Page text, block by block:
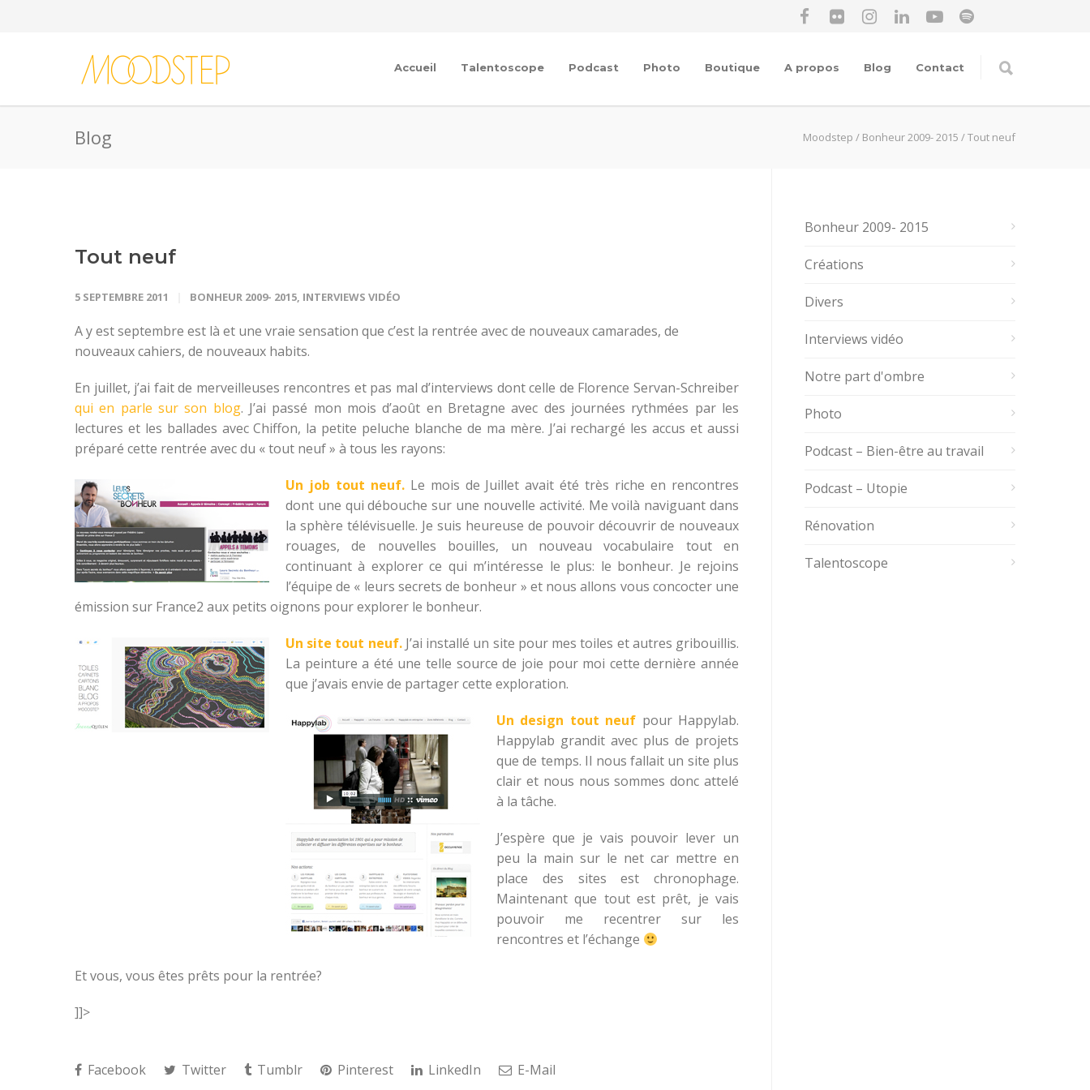
Accueil Talentoscope Podcast Photo Boutique A propos Blog Contact
Blog Moodstep / Bonheur 2009- 2015 /Tout neuf
Tout neuf
5 SEPTEMBRE 2011 BONHEUR 2009- 2015, INTERVIEWS VIDÉO
A y est septembre est là et une vraie sensation que c’est la rentrée avec de nouveaux camarades, de
nouveaux cahiers, de nouveaux habits.
En juillet, j’ai fait de merveilleuses rencontres et pas mal d’interviews dont celle de Florence Servan-Schreiber
qui en parle sur son blog. J’ai passé mon mois d’août en Bretagne avec des journées rythmées par les
lectures et les ballades avec Chiffon, la petite peluche blanche de ma mère. J’ai rechargé les accus et aussi
préparé cette rentrée avec du « tout neuf » à tous les rayons:
Un job tout neuf.Le mois de Juillet avait été très riche en rencontres
dont une qui débouche sur une nouvelle activité. Me voilà naviguant dans
la sphère télévisuelle. Je suis heureuse de pouvoir découvrir de nouveaux
rouages, de nouvelles bouilles, un nouveau vocabulaire tout en
continuant à explorer ce qui m’intéresse le plus: le bonheur. Je rejoins
l’équipe de « leurs secrets de bonheur » et nous allons vous concocter une
émission sur France2 aux petits oignons pour explorer le bonheur.
Un site tout neuf.J’ai installé un site pour mes toiles et autres gribouillis.
La peinture a été une telle source de joie pour moi cette dernière année
que j’avais envie de partager cette exploration.
Un design tout neuf pour Happylab.
Happylab grandit avec plus de projets
que de temps. Il nous fallait un site plus
clair et nous nous sommes donc attelé
à la tâche.
J’espère que je vais pouvoir lever un
peu la main sur le net car mettre en
place des sites est chronophage.
Maintenant que tout est prêt, je vais
pouvoir me recentrer sur les
rencontres et l’échange
Et vous, vous êtes prêts pour la rentrée?
]]>
Facebook Twitter Tumblr Pinterest LinkedIn E-Mail
Bonheur 2009- 2015
Créations
Divers
Interviews vidéo
Notre part d'ombre
Photo
Podcast – Bien-être au travail
Podcast – Utopie
Rénovation
Talentoscope